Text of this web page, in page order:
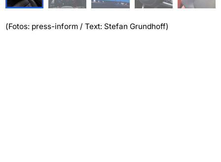
(Fotos: press-inform / Text: Stefan Grundhoff)